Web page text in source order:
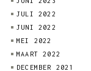
JULI 2022
JUNI 2022
MEI 2022
MAART 2022
DECEMBER 2021